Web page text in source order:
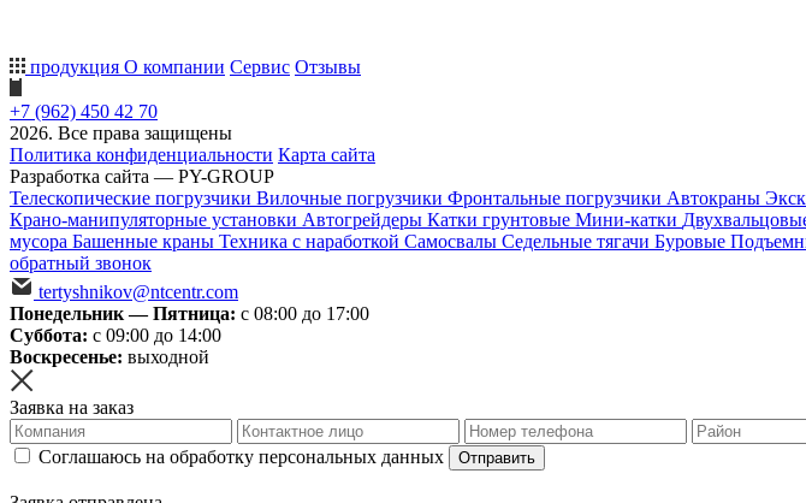
продукция О компании Сервис Отзывы
+7 (962) 450 42 70
2026. Все права защищены
Политика конфиденциальности Карта сайта
Разработка сайта — PY-GROUP
Телескопические погрузчики Вилочные погрузчики Фронтальные погрузчики Автокраны
Крано-манипуляторные установки Автогрейдеры Катки грунтовые Мини-катки
мусора Башенные краны Техника с наработкой Самосвалы Седельные тягачи Буровые
обратный звонок
tertyshnikov@ntcentr.com
Понедельник — Пятница: с 08:00 до 17:00
Суббота: с 09:00 до 14:00
Воскресенье: выходной
Заявка на заказ
Соглашаюсь на обработку персональных данных Отправить